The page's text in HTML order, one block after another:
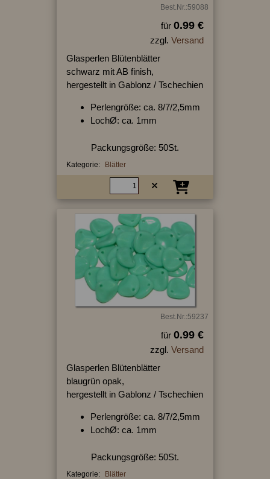
Best.Nr.:59088
für 0.99 €
zzgl. Versand
Glasperlen Blütenblätter
schwarz mit AB finish,
hergestellt in Gablonz / Tschechien
Perlengröße: ca. 8/7/2,5mm
LochØ: ca. 1mm
Packungsgröße: 50St.
Kategorie: Blätter
Best.Nr.:59237
für 0.99 €
zzgl. Versand
Glasperlen Blütenblätter
blaugrün opak,
hergestellt in Gablonz / Tschechien
Perlengröße: ca. 8/7/2,5mm
LochØ: ca. 1mm
Packungsgröße: 50St.
Kategorie: Blätter